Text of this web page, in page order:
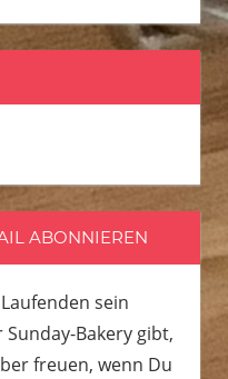
ABONNIEREN
sein
Bakery gibt,
freuen, wenn Du